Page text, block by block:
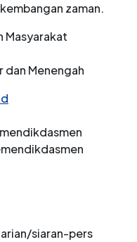
zaman.
Masyarakat
dan Menengah
siaran-pers